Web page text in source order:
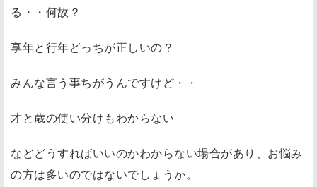
る・・何故？
享年と行年どっちが正しいの？
みんな言う事ちがうんですけど・・
才と歳の使い分けもわからない
などどうすればいいのかわからない場合があり、お悩み
の方は多いのではないでしょうか。